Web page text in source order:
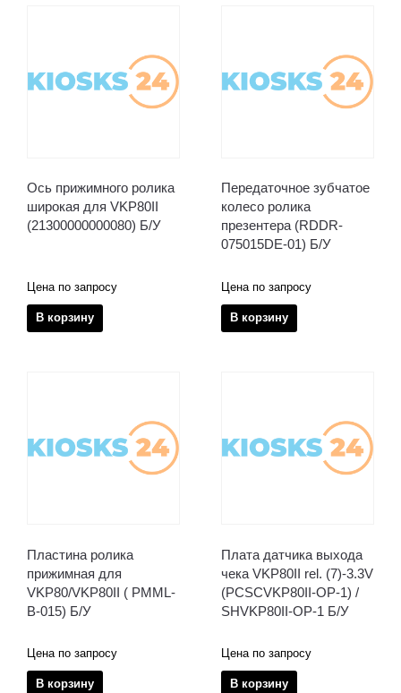
Ось прижимного ролика
широкая для VKP80II
(21300000000080) Б/У
Цена по запросу
В корзину
Передаточное зубчатое
колесо ролика
презентера (RDDR-
075015DE-01) Б/У
Цена по запросу
В корзину
Пластина ролика
прижимная для
VKP80/VKP80II ( PMML-
B-015) Б/У
Цена по запросу
В корзину
Плата датчика выхода
чека VKP80II rel. (7)-3.3V
(PCSCVKP80II-OP-1) /
SHVKP80II-OP-1 Б/У
Цена по запросу
В корзину